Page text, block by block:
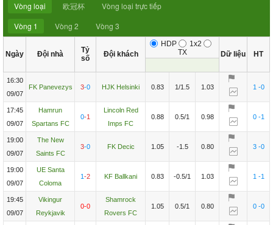
Vòng loại 欧冠杯
Vòng loại trực tiếp
Vòng 1
Vòng 2 Vòng 3
Ngày Đội nhà
Tỷ
số
Đội khách
HDP
1x2
TX
Dữ liệu HT
16:30
09/07
FK Panevezys 3-0 HJK Helsinki 0.83 1/1.5 1.03 1 -0
17:45
09/07
Hamrun
Spartans FC
0-1
Lincoln Red
Imps FC
0.88 0.5/1 0.98 0 -1
19:00
09/07
The New
Saints FC
3-0 FK Decic 1.05 -1.5 0.80 3 -0
19:00
09/07
UE Santa
Coloma
1-2 KF Ballkani 0.83 -0.5/1 1.03 1 -1
19:45
09/07
Vikingur
Reykjavik
0-0
Shamrock
Rovers FC
1.05 0.5/1 0.80 0 -0